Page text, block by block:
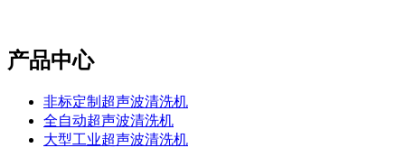
产品中心
非标定制超声波清洗机
全自动超声波清洗机
大型工业超声波清洗机